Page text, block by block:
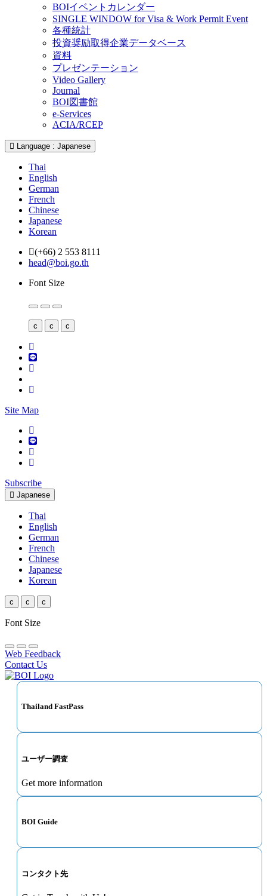
BOIイベントカレンダー
SINGLE WINDOW for Visa & Work Permit Event
各種統計
投資奨励取得企業データベース
資料
プレゼンテーション
Video Gallery
Journal
BOI図書館
e-Services
ACIA/RCEP
Language : Japanese
Thai
English
German
French
Chinese
Japanese
Korean
(+66) 2 553 8111
head@boi.go.th
Font Size
c c c
Site Map
Subscribe
Japanese
Thai
English
German
French
Chinese
Japanese
Korean
c c c
Font Size
Web Feedback
Contact Us
Thailand FastPass
ユーザー調査
Get more information
BOI Guide
コンタクト先